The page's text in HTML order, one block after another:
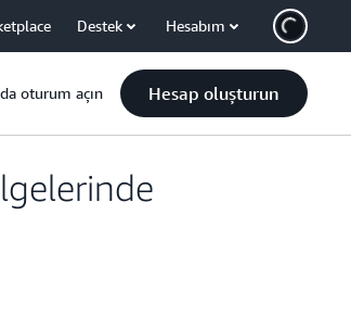
Destek Hesabım
oturum açın Hesap oluşturun